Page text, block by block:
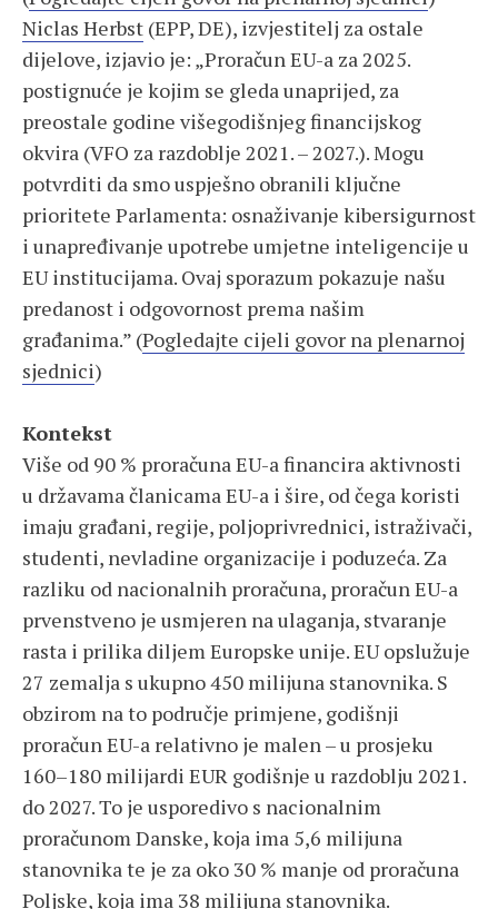
Niclas Herbst (EPP, DE), izvjestitelj za ostale
dijelove, izjavio je: „Proračun EU-a za 2025.
postignuće je kojim se gleda unaprijed, za
preostale godine višegodišnjeg financijskog
okvira (VFO za razdoblje 2021. – 2027.). Mogu
potvrditi da smo uspješno obranili ključne
prioritete Parlamenta: osnaživanje kibersigurnost
i unapređivanje upotrebe umjetne inteligencije u
EU institucijama. Ovaj sporazum pokazuje našu
predanost i odgovornost prema našim
građanima.” (Pogledajte cijeli govor na plenarnoj
sjednici)
Kontekst
Više od 90 % proračuna EU-a financira aktivnosti
u državama članicama EU-a i šire, od čega koristi
imaju građani, regije, poljoprivrednici, istraživači,
studenti, nevladine organizacije i poduzeća. Za
razliku od nacionalnih proračuna, proračun EU-a
prvenstveno je usmjeren na ulaganja, stvaranje
rasta i prilika diljem Europske unije. EU opslužuje
27 zemalja s ukupno 450 milijuna stanovnika. S
obzirom na to područje primjene, godišnji
proračun EU-a relativno je malen – u prosjeku
160–180 milijardi EUR godišnje u razdoblju 2021.
do 2027. To je usporedivo s nacionalnim
proračunom Danske, koja ima 5,6 milijuna
stanovnika te je za oko 30 % manje od proračuna
Poljske, koja ima 38 milijuna stanovnika.